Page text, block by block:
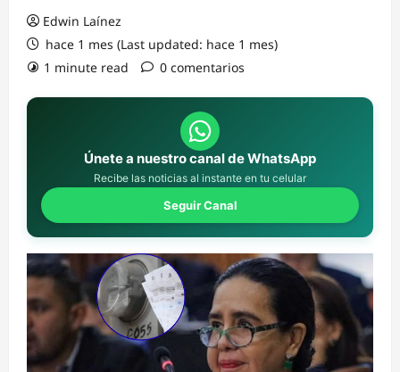
Edwin Laínez
hace 1 mes (Last updated: hace 1 mes)
1 minute read
0 comentarios
Únete a nuestro canal de WhatsApp
Recibe las noticias al instante en tu celular
Seguir Canal